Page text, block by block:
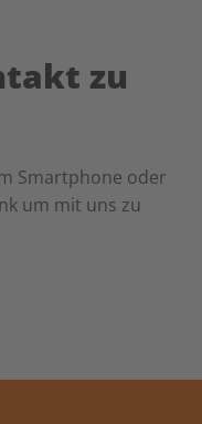
zu
Smartphone oder
um mit uns zu